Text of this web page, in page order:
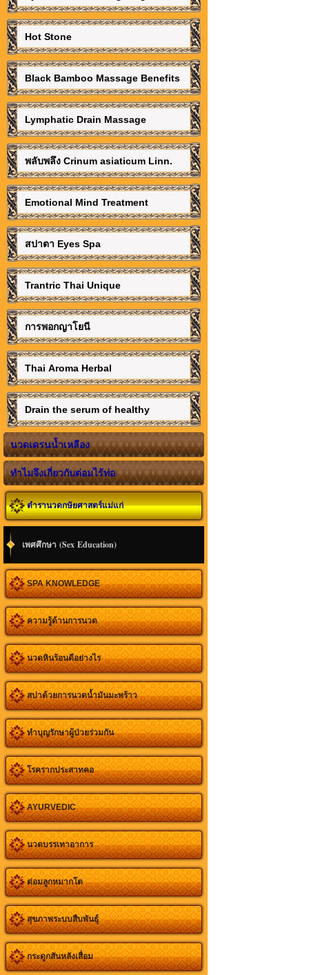
Hot Stone
Black Bamboo Massage Benefits
Lymphatic Drain Massage
พลับพลึง Crinum asiaticum Linn.
Emotional Mind Treatment
สปาตา Eyes Spa
Trantric Thai Unique
การพอกญาโยนี
Thai Aroma Herbal
Drain the serum of healthy
นวดเดรนน้ำเหลือง
ทำไมจึงเกี่ยวกับต่อมไร้ท่อ
ตำรานวดกษัยศาสตร์แม่แก่
เพศศึกษา (Sex Education)
SPA KNOWLEDGE
ความรู้ด้านการนวด
นวดหินร้อนดีอย่างไร
สปาด้วยการนวดน้ำมันมะพร้าว
ทำบุญรักษาผู้ป่วยร่วมกัน
โรครากประสาทคอ
AYURVEDIC
นวดบรรเทาอาการ
ต่อมลูกหมากโต
สุขภาพระบบสืบพันธุ์
กระดูกสันหลังเสื่อม